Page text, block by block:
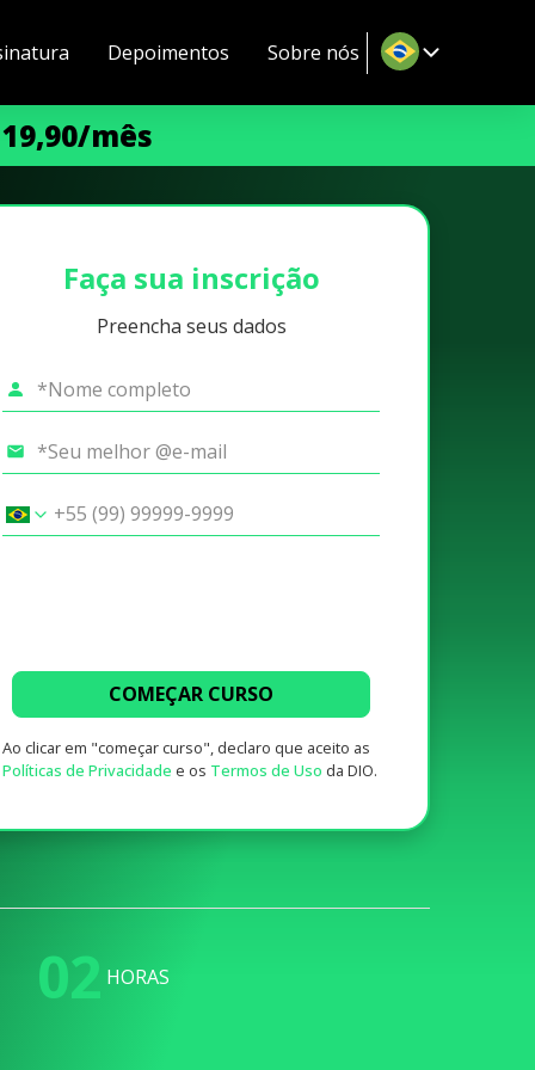
Depoimentos Sobre nós
mês
Faça sua inscrição
Preencha seus dados
COMEÇAR CURSO
Ao clicar em "começar curso", declaro que aceito as
Políticas de Privacidade e os Termos de Uso da DIO.
02 HORAS